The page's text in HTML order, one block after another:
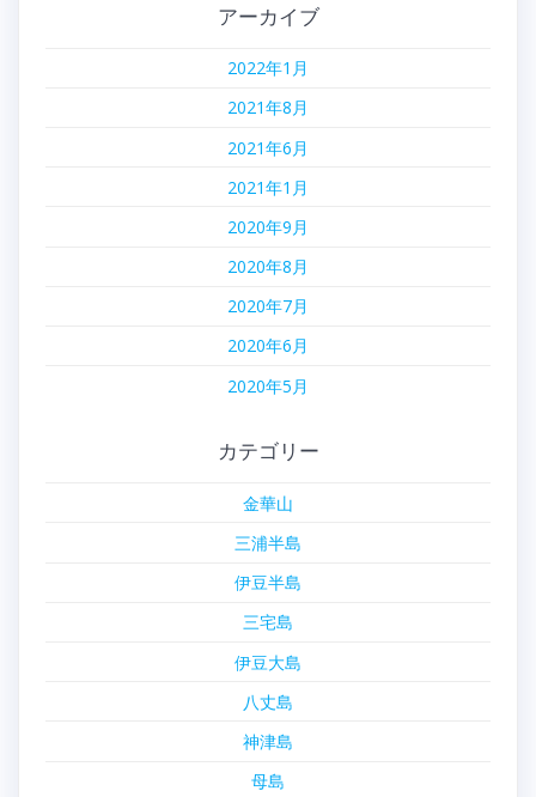
アーカイブ
2022年1月
2021年8月
2021年6月
2021年1月
2020年9月
2020年8月
2020年7月
2020年6月
2020年5月
カテゴリー
金華山
三浦半島
伊豆半島
三宅島
伊豆大島
八丈島
神津島
母島